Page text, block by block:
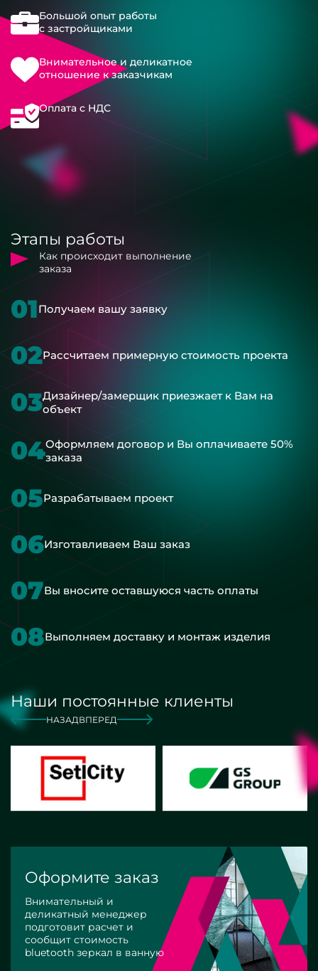
Большой опыт работы
с застройщиками
Внимательное и деликатное
отношение к заказчикам
Оплата с НДС
Этапы работы
Как происходит выполнение
заказа
01Получаем вашу заявку
02Рассчитаем примерную стоимость проекта
03Дизайнер/замерщик приезжает к Вам на
объект
04Оформляем договор и Вы оплачиваете 50%
заказа
05Разрабатываем проект
06Изготавливаем Ваш заказ
07Вы вносите оставшуюся часть оплаты
08Выполняем доставку и монтаж изделия
Наши постоянные клиенты
НАЗАД ВПЕРЕД
Оформите заказ
Внимательный и
деликатный менеджер
подготовит расчет и
сообщит стоимость
bluetooth зеркал в ванную